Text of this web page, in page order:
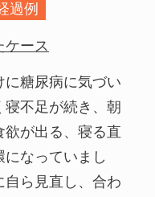
過例
ケース
糖尿病に気づい
寝不足が続き、朝
欲が出る、寝る直
なっていまし
自ら見直し、合わ